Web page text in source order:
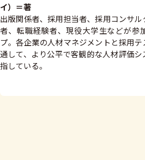
イ）＝著
出版関係者、採用担当者、採用コンサ
者、転職経験者、現役大学生などが参
プ。各企業の人材マネジメントと採用
通して、より公平で客観的な人材評価
指している。